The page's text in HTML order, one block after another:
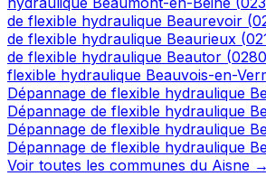
de flexible hydraulique Beaurevoir (
de flexible hydraulique Beaurieux (
de flexible hydraulique Beautor (
flexible hydraulique Beauvois-en-
Dépannage de flexible hydraulique
Dépannage de flexible hydraulique
Dépannage de flexible hydraulique
Dépannage de flexible hydraulique
Voir toutes les communes du Aisne →